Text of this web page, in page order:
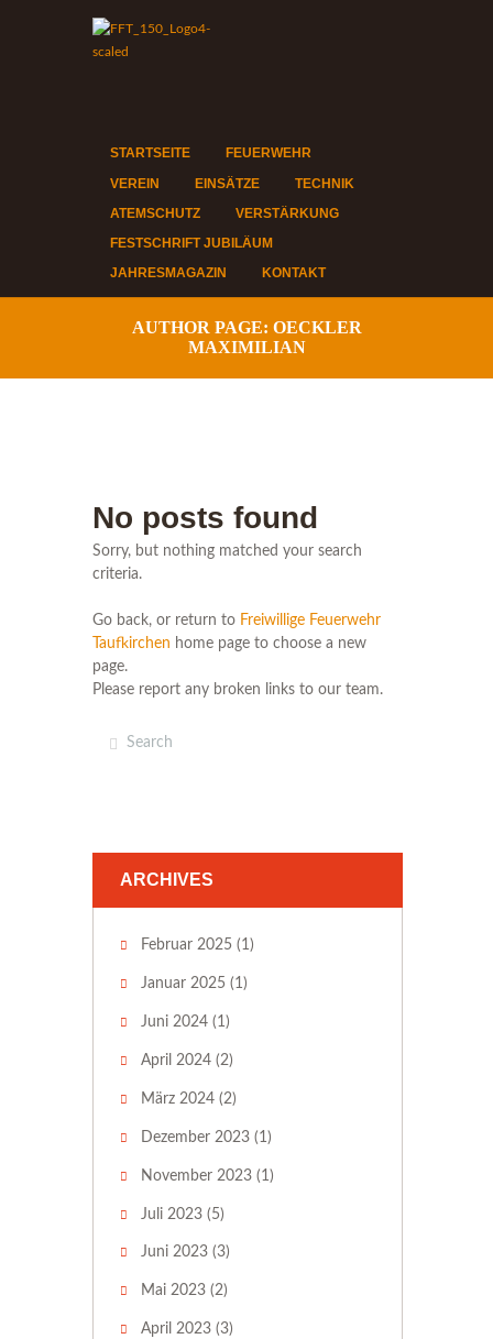
STARTSEITE
FEUERWEHR
VEREIN
EINSÄTZE
TECHNIK
ATEMSCHUTZ
VERSTÄRKUNG
FESTSCHRIFT JUBILÄUM
JAHRESMAGAZIN
KONTAKT
AUTHOR PAGE: OECKLER
MAXIMILIAN
No posts found
Sorry, but nothing matched your search
criteria.
Go back, or return to Freiwillige Feuerwehr
Taufkirchen home page to choose a new
page.
Please report any broken links to our team.
ARCHIVES
Februar 2025 (1)
Januar 2025 (1)
Juni 2024 (1)
April 2024 (2)
März 2024 (2)
Dezember 2023 (1)
November 2023 (1)
Juli 2023 (5)
Juni 2023 (3)
Mai 2023 (2)
April 2023 (3)